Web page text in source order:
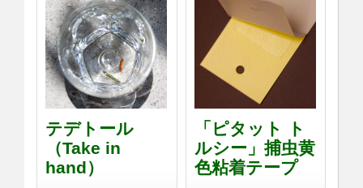
テデトール
（Take in
hand）
「ピタット ト
ルシー」捕虫黄
色粘着テープ